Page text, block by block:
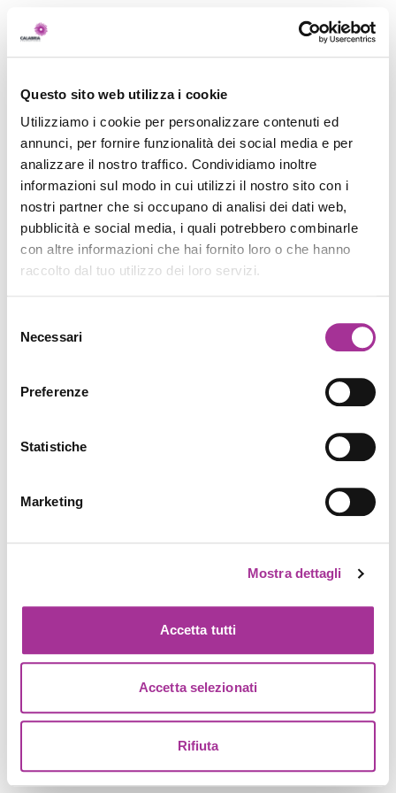
Questo sito web utilizza i cookie
Utilizziamo i cookie per personalizzare contenuti ed
annunci, per fornire funzionalità dei social media e per
analizzare il nostro traffico. Condividiamo inoltre
informazioni sul modo in cui utilizzi il nostro sito con i
nostri partner che si occupano di analisi dei dati web,
pubblicità e social media, i quali potrebbero combinarle
con altre informazioni che hai fornito loro o che hanno
raccolto dal tuo utilizzo dei loro servizi.
delNecessari
Preferenze
Statistiche
Marketing
Mostra dettagli
Accetta tutti
Accetta selezionati
Rifiuta